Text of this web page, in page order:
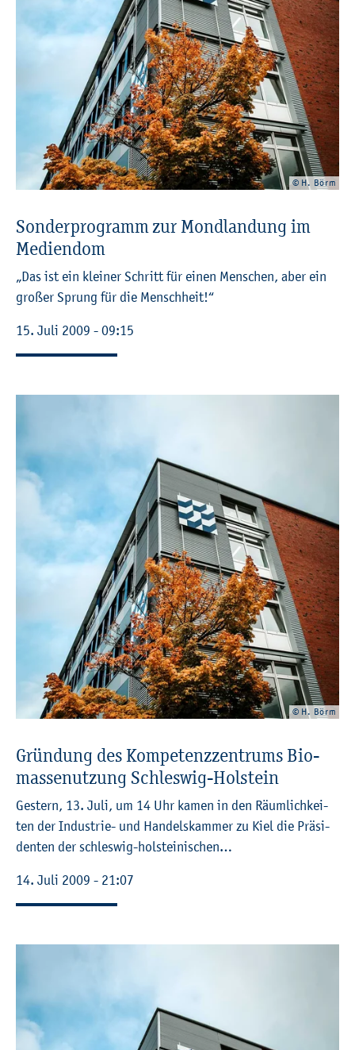
© H. Börm
Son­der­pro­gramm zur Mond­lan­dung im
Me­di­en­dom
„Das ist ein klei­ner Schritt für einen Men­schen, aber ein
gro­ßer Sprung für die Mensch­heit!“
15. Juli 2009 - 09:15
© H. Börm
Grün­dung des Kom­pe­tenz­zen­trums Bio­
mas­sen­ut­zung Schles­wig-Hol­stein
Ges­tern, 13. Juli, um 14 Uhr kamen in den Räum­lich­kei­
ten der In­dus­trie- und Han­dels­kam­mer zu Kiel die Prä­si­
den­ten der schles­wig-hol­stei­ni­schen…
14. Juli 2009 - 21:07